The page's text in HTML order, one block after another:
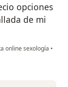
opciones
de mi
online sexología •